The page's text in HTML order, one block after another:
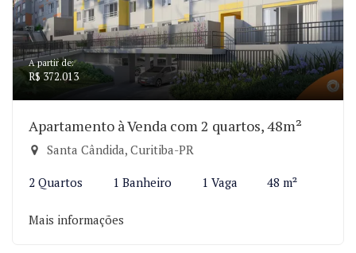
A partir de:
R$ 372.013
Apartamento à Venda com 2 quartos, 48m²
Santa Cândida, Curitiba-PR
2 Quartos 1 Banheiro 1 Vaga 48 m²
Mais informações